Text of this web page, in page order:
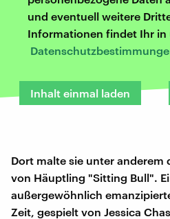
und eventuell weitere
Informationen findet Ihr in
Inhalt einmal laden
Dort malte sie unter anderem
von Häuptling "Sitting Bull".
außergewöhnlich
Zeit, gespielt von Jessica